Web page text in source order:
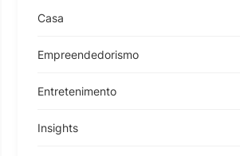
Casa
Empreendedorismo
Entretenimento
Insights